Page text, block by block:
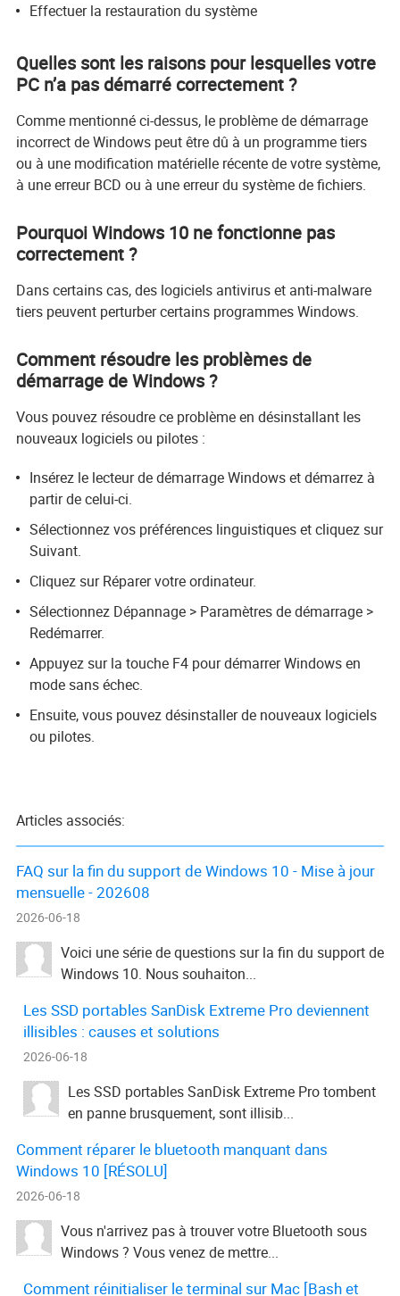
Effectuer la restauration du système
Quelles sont les raisons pour lesquelles votre
PC n’a pas démarré correctement ?
Comme mentionné ci-dessus, le problème de démarrage
incorrect de Windows peut être dû à un programme tiers
ou à une modification matérielle récente de votre système,
à une erreur BCD ou à une erreur du système de fichiers.
Pourquoi Windows 10 ne fonctionne pas
correctement ?
Dans certains cas, des logiciels antivirus et anti-malware
tiers peuvent perturber certains programmes Windows.
Comment résoudre les problèmes de
démarrage de Windows ?
Vous pouvez résoudre ce problème en désinstallant les
nouveaux logiciels ou pilotes :
Insérez le lecteur de démarrage Windows et démarrez à
partir de celui-ci.
Sélectionnez vos préférences linguistiques et cliquez sur
Suivant.
Cliquez sur Réparer votre ordinateur.
Sélectionnez Dépannage > Paramètres de démarrage >
Redémarrer.
Appuyez sur la touche F4 pour démarrer Windows en
mode sans échec.
Ensuite, vous pouvez désinstaller de nouveaux logiciels
ou pilotes.
Articles associés:
FAQ sur la fin du support de Windows 10 - Mise à jour
mensuelle - 202608
2026-06-18
Voici une série de questions sur la fin du support de
Windows 10. Nous souhaiton...
Les SSD portables SanDisk Extreme Pro deviennent
illisibles : causes et solutions
2026-06-18
Les SSD portables SanDisk Extreme Pro tombent
en panne brusquement, sont illisib...
Comment réparer le bluetooth manquant dans
Windows 10 [RÉSOLU]
2026-06-18
Vous n'arrivez pas à trouver votre Bluetooth sous
Windows ? Vous venez de mettre...
Comment réinitialiser le terminal sur Mac [Bash et